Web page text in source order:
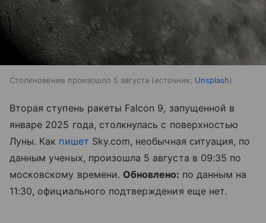
Столкновение произошло 5 августа источник: Unsplash
Вторая ступень ракеты Falcon 9, запущенной в
январе 2025 года, столкнулась с поверхностью
Луны. Как пишет Sky.com, необычная ситуация, по
данным ученых, произошла 5 августа в 09:35 по
московскому времени. Обновлено: по данным на
11:30, официального подтверждения еще нет.